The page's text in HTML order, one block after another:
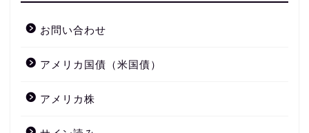
お問い合わせ
アメリカ国債（米国債）
アメリカ株